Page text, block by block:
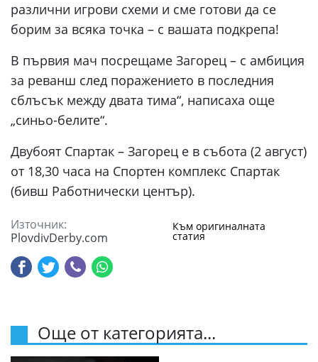
различни игрови схеми и сме готови да се
борим за всяка точка – с вашата подкрепа!
В първия мач посрещаме Загорец – с амбиция
за реванш след поражението в последния
сблъсък между двата тима“, написаха още
„синьо-белите“.
Двубоят Спартак – Загорец е в събота (2 август)
от 18,30 часа на Спортен комплекс Спартак
(бивш Работнически център).
Източник:
PlovdivDerby.com
Към оригиналната
статия
Още от категорията...